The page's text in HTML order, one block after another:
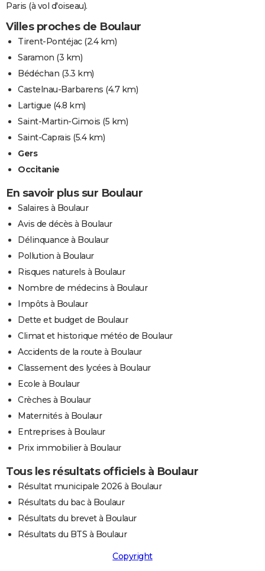
Paris (à vol d'oiseau).
Villes proches de Boulaur
Tirent-Pontéjac(2.4 km)
Saramon (3 km)
Bédéchan (3.3 km)
Castelnau-Barbarens (4.7 km)
Lartigue (4.8 km)
Saint-Martin-Gimois (5 km)
Saint-Caprais (5.4 km)
Gers
Occitanie
En savoir plus sur Boulaur
Salaires à Boulaur
Avis de décès à Boulaur
Délinquance à Boulaur
Pollution à Boulaur
Risques naturels à Boulaur
Nombre de médecins à Boulaur
Impôts à Boulaur
Dette et budget de Boulaur
Climat et historique météo de Boulaur
Accidents de la route à Boulaur
Classement des lycées à Boulaur
Ecole à Boulaur
Crèches à Boulaur
Maternités à Boulaur
Entreprises à Boulaur
Prix immobilier à Boulaur
Tous les résultats officiels à Boulaur
Résultat municipale 2026 à Boulaur
Résultats du bac à Boulaur
Résultats du brevet à Boulaur
Résultats du BTS à Boulaur
Copyright